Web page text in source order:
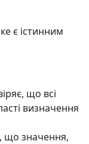
є істинним
що всі
визначення
що значення,